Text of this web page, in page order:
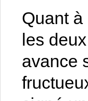
Quant
les
avance